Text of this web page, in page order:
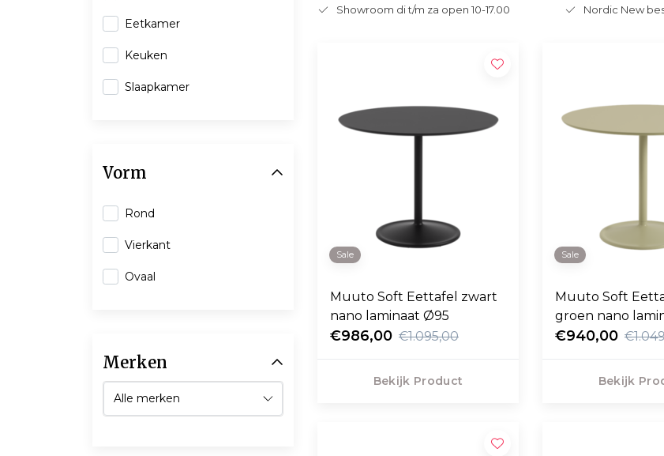
Showroom di t/m za open 10-17.00 Nordic New
Sale
Muuto Soft Eettafel zwart
nano laminaat Ø95
€986,00 €1.095,00
Bekijk Product
Sale
Muuto Soft
groen nano
€940,00
Bekijk
Eetkamer
Keuken
Slaapkamer
Vorm
Rond
Vierkant
Ovaal
Merken